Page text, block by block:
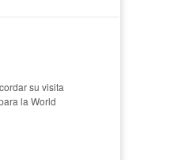
su visita
la World